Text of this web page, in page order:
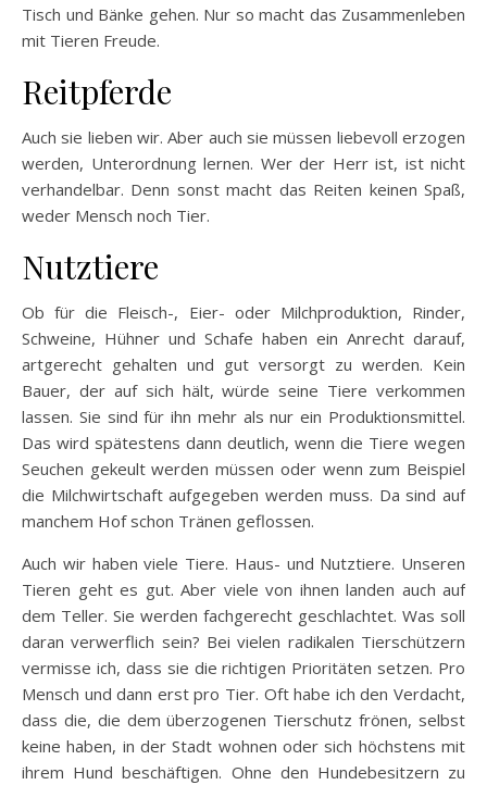
Tisch und Bänke gehen. Nur so macht das Zusammenleben
mit Tieren Freude.
Reitpferde
Auch sie lieben wir. Aber auch sie müssen liebevoll erzogen
werden, Unterordnung lernen. Wer der Herr ist, ist nicht
verhandelbar. Denn sonst macht das Reiten keinen Spaß,
weder Mensch noch Tier.
Nutztiere
Ob für die Fleisch-, Eier- oder Milchproduktion, Rinder,
Schweine, Hühner und Schafe haben ein Anrecht darauf,
artgerecht gehalten und gut versorgt zu werden. Kein
Bauer, der auf sich hält, würde seine Tiere verkommen
lassen. Sie sind für ihn mehr als nur ein Produktionsmittel.
Das wird spätestens dann deutlich, wenn die Tiere wegen
Seuchen gekeult werden müssen oder wenn zum Beispiel
die Milchwirtschaft aufgegeben werden muss. Da sind auf
manchem Hof schon Tränen geflossen.
Auch wir haben viele Tiere. Haus- und Nutztiere. Unseren
Tieren geht es gut. Aber viele von ihnen landen auch auf
dem Teller. Sie werden fachgerecht geschlachtet. Was soll
daran verwerflich sein? Bei vielen radikalen Tierschützern
vermisse ich, dass sie die richtigen Prioritäten setzen. Pro
Mensch und dann erst pro Tier. Oft habe ich den Verdacht,
dass die, die dem überzogenen Tierschutz frönen, selbst
keine haben, in der Stadt wohnen oder sich höchstens mit
ihrem Hund beschäftigen. Ohne den Hundebesitzern zu